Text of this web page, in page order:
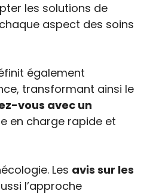
les solutions de
aspect des soins
également
transformant ainsi le
vous avec un
en charge rapide et
Les avis sur les
l’approche